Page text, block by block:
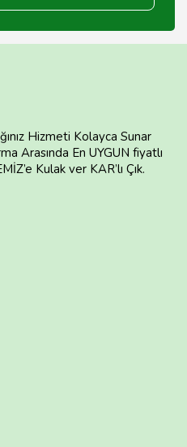
Hizmeti Kolayca Sunar
Arasında En UYGUN fiyatlı
Kulak ver KAR’lı Çık.